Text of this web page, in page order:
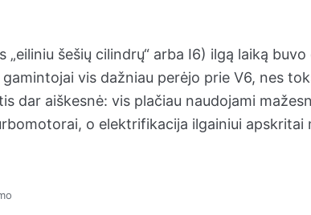
šešių cilindrų“ arba I6) ilgą laiką buvo
vis dažniau perėjo prie V6, nes
dar aiškesnė: vis plačiau naudojami
o elektrifikacija ilgainiui apskritai